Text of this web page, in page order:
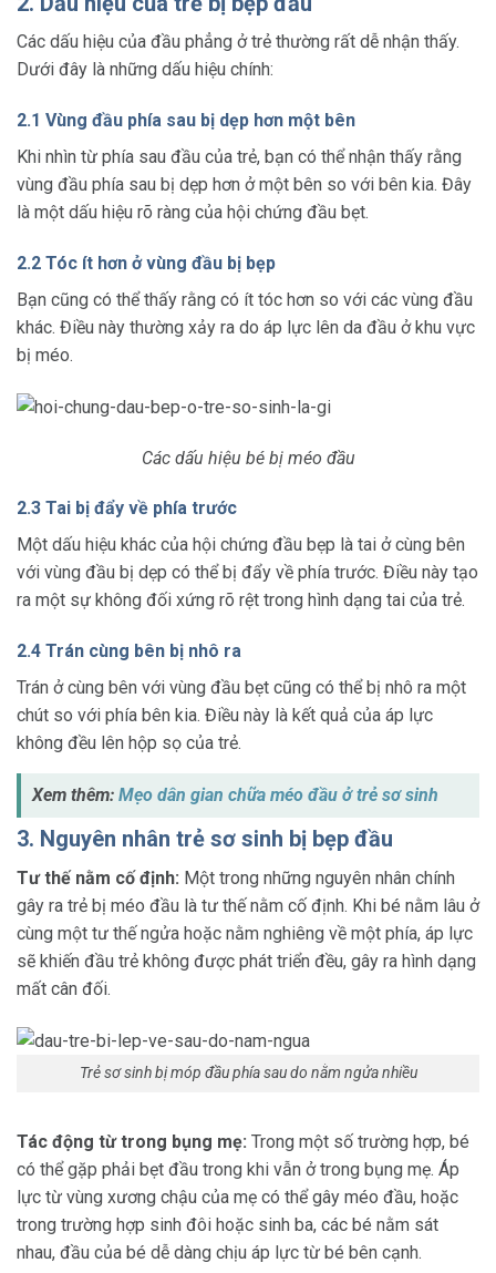
Các dấu hiệu của đầu phẳng ở trẻ thường rất dễ nhận thấy.
Dưới đây là những dấu hiệu chính:
2.1 Vùng đầu phía sau bị dẹp hơn một bên
Khi nhìn từ phía sau đầu của trẻ, bạn có thể nhận thấy rằng
vùng đầu phía sau bị dẹp hơn ở một bên so với bên kia. Đây
là một dấu hiệu rõ ràng của hội chứng đầu bẹt.
2.2 Tóc ít hơn ở vùng đầu bị bẹp
Bạn cũng có thể thấy rằng có ít tóc hơn so với các vùng đầu
khác. Điều này thường xảy ra do áp lực lên da đầu ở khu vực
bị méo.
Các dấu hiệu bé bị méo đầu
2.3 Tai bị đẩy về phía trước
Một dấu hiệu khác của hội chứng đầu bẹp là tai ở cùng bên
với vùng đầu bị dẹp có thể bị đẩy về phía trước. Điều này tạo
ra một sự không đối xứng rõ rệt trong hình dạng tai của trẻ.
2.4 Trán cùng bên bị nhô ra
Trán ở cùng bên với vùng đầu bẹt cũng có thể bị nhô ra một
chút so với phía bên kia. Điều này là kết quả của áp lực
không đều lên hộp sọ của trẻ.
Xem thêm: Mẹo dân gian chữa méo đầu ở trẻ sơ sinh
3. Nguyên nhân trẻ sơ sinh bị bẹp đầu
Tư thế nằm cố định: Một trong những nguyên nhân chính
gây ra trẻ bị méo đầu là tư thế nằm cố định. Khi bé nằm lâu ở
cùng một tư thế ngửa hoặc nằm nghiêng về một phía, áp lực
sẽ khiến đầu trẻ không được phát triển đều, gây ra hình dạng
mất cân đối.
Trẻ sơ sinh bị móp đầu phía sau do nằm ngửa nhiều
Tác động từ trong bụng mẹ: Trong một số trường hợp, bé
có thể gặp phải bẹt đầu trong khi vẫn ở trong bụng mẹ. Áp
lực từ vùng xương chậu của mẹ có thể gây méo đầu, hoặc
trong trường hợp sinh đôi hoặc sinh ba, các bé nằm sát
nhau, đầu của bé dễ dàng chịu áp lực từ bé bên cạnh.